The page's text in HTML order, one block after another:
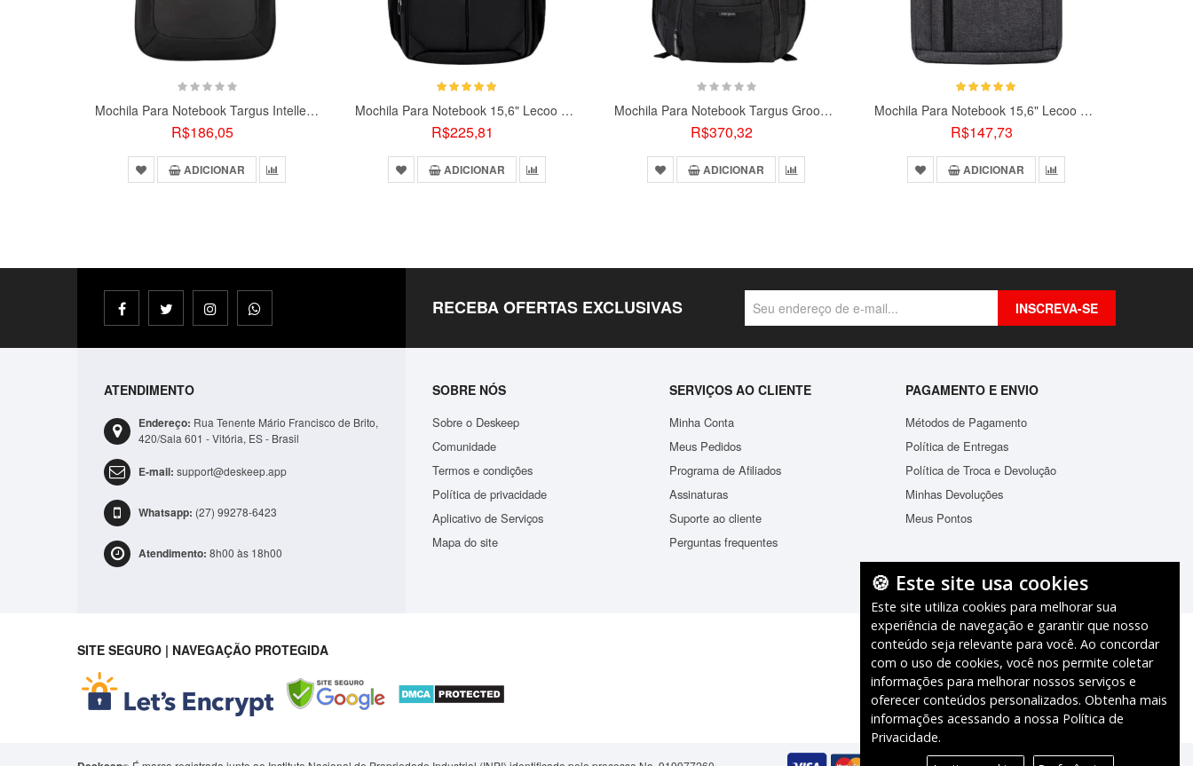
Mochila Para Notebook Targus Intellect Essentials 15,6
R$186,05
ADICIONAR
Mochila Para Notebook 15,6" Lecoo BG02
R$225,81
ADICIONAR
Mochila Para Notebook Targus Groove 17
R$370,32
ADICIONAR
Mochila Para Notebook 15,6" Lecoo BG01 Cinza
R$147,73
ADICIONAR
Bolsa Lateral Transversal Lisa Casual 3 Compartime.. Bolsa Feminina Tranversal Carteira De Mão Porta Ce.. Mochila Infantil Baby Bichinhos Estampas Variadas
R$74,28
ADICIONAR
RECEBA OFERTAS EXCLUSIVAS INSCREVA-SE
ATENDIMENTO
Endereço: Rua Tenente Mário Francisco de Brito,
420/Sala 601 - Vitória, ES - Brasil
E-mail: support@deskeep.app
Whatsapp: (27) 99278-6423
Atendimento: 8h00 às 18h00
SOBRE NÓS
Sobre o Deskeep
Comunidade
Termos e condições
Política de privacidade
Aplicativo de Serviços
Mapa do site
SERVIÇOS AO CLIENTE
Minha Conta
Meus Pedidos
Programa de Afiliados
Assinaturas
Suporte ao cliente
Perguntas frequentes
PAGAMENTO E ENVIO
Métodos de Pagamento
Política de Entregas
Política de Troca e Devolução
Minhas Devoluções
Meus Pontos
SITE SEGURO | NAVEGAÇÃO PROTEGIDA
🍪 Este site usa cookies
Este site utiliza cookies para melhorar sua
experiência de navegação e garantir que nosso
conteúdo seja relevante para você. Ao concordar
com o uso de cookies, você nos permite coletar
informações para melhorar nossos serviços e
oferecer conteúdos personalizados. Obtenha mais
informações acessando a nossa Política de
Privacidade.